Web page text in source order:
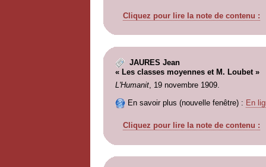
Cliquez pour lire la note de contenu :
JAURES Jean
« Les classes moyennes et M. Loubet »
L'Humanit, 19 novembre 1909.
En savoir plus (nouvelle fenêtre) : En
Cliquez pour lire la note de contenu :